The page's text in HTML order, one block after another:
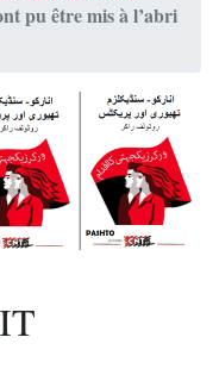
pu être mis à l’abri